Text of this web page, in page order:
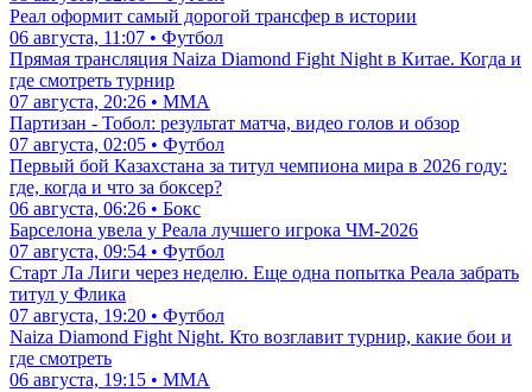
Реал оформит самый дорогой трансфер в истории
06 августа, 11:07 • Футбол
Прямая трансляция Naiza Diamond Fight Night в Китае. Когда и
где смотреть турнир
07 августа, 20:26 • ММА
Партизан - Тобол: результат матча, видео голов и обзор
07 августа, 02:05 • Футбол
Первый бой Казахстана за титул чемпиона мира в 2026 году:
где, когда и что за боксер?
06 августа, 06:26 • Бокс
Барселона увела у Реала лучшего игрока ЧМ-2026
07 августа, 09:54 • Футбол
Старт Ла Лиги через неделю. Еще одна попытка Реала забрать
титул у Флика
07 августа, 19:20 • Футбол
Naiza Diamond Fight Night. Кто возглавит турнир, какие бои и
где смотреть
06 августа, 19:15 • ММА